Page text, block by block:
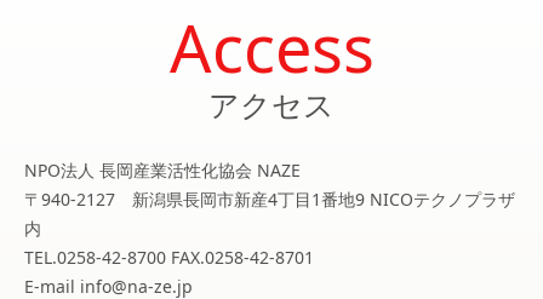
Access
アクセス
NPO法人 長岡産業活性化協会 NAZE
〒940-2127 新潟県長岡市新産4丁目1番地9 NICOテクノプラザ
内
TEL.0258-42-8700 FAX.0258-42-8701
E-mail info@na-ze.jp